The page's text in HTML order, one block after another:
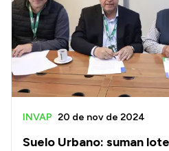
Suelo Urbano: suman
INVAP 20 de nov de 2024